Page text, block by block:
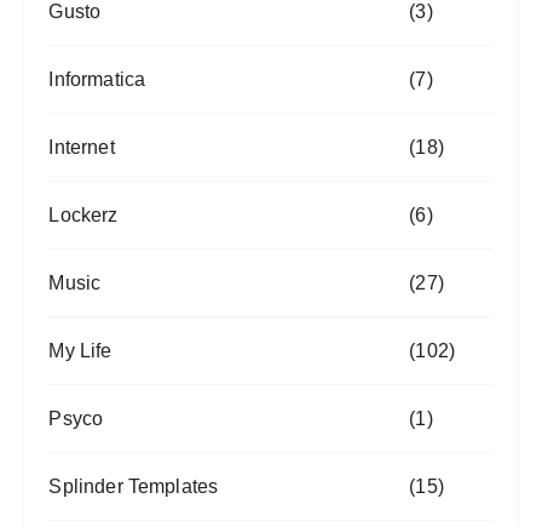
Gusto (3)
Informatica (7)
Internet (18)
Lockerz (6)
Music (27)
My Life (102)
Psyco (1)
Splinder Templates (15)